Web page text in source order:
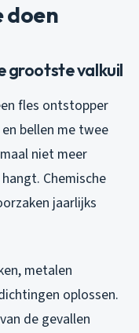
doen
grootste valkuil
fles ontstopper
bellen me twee
niet meer
Chemische
jaarlijks
metalen
oplossen.
de gevallen